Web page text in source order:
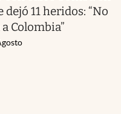
dejó 11 heridos: “No
Colombia”